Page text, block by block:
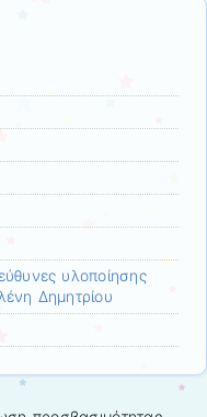
υλοποίησης
Δημητρίου